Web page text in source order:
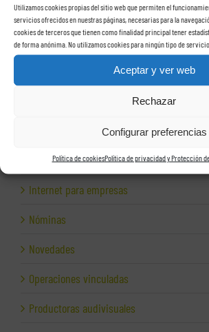
Utilizamos cookies propias del sitio web que permiten el
servicios ofrecidos en nuestras páginas, necesarias para la
cookies de terceros que tienen como finalidad principal tener
de forma anónima. No utilizamos cookies para ningún tipo de
Aceptar y ver web
Rechazar
Configurar preferencias
Política de cookiesPolítica de privacidad y Protección
Hacienda
Herencias
Herramientas para empresas
Inspección de Hacienda
Inspección fiscal
Internet para empresas
Nóminas
Novedades
Operaciones vinculadas
Productoras audivisuales